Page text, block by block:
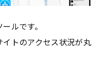
ルです。
トのアクセス状況が丸